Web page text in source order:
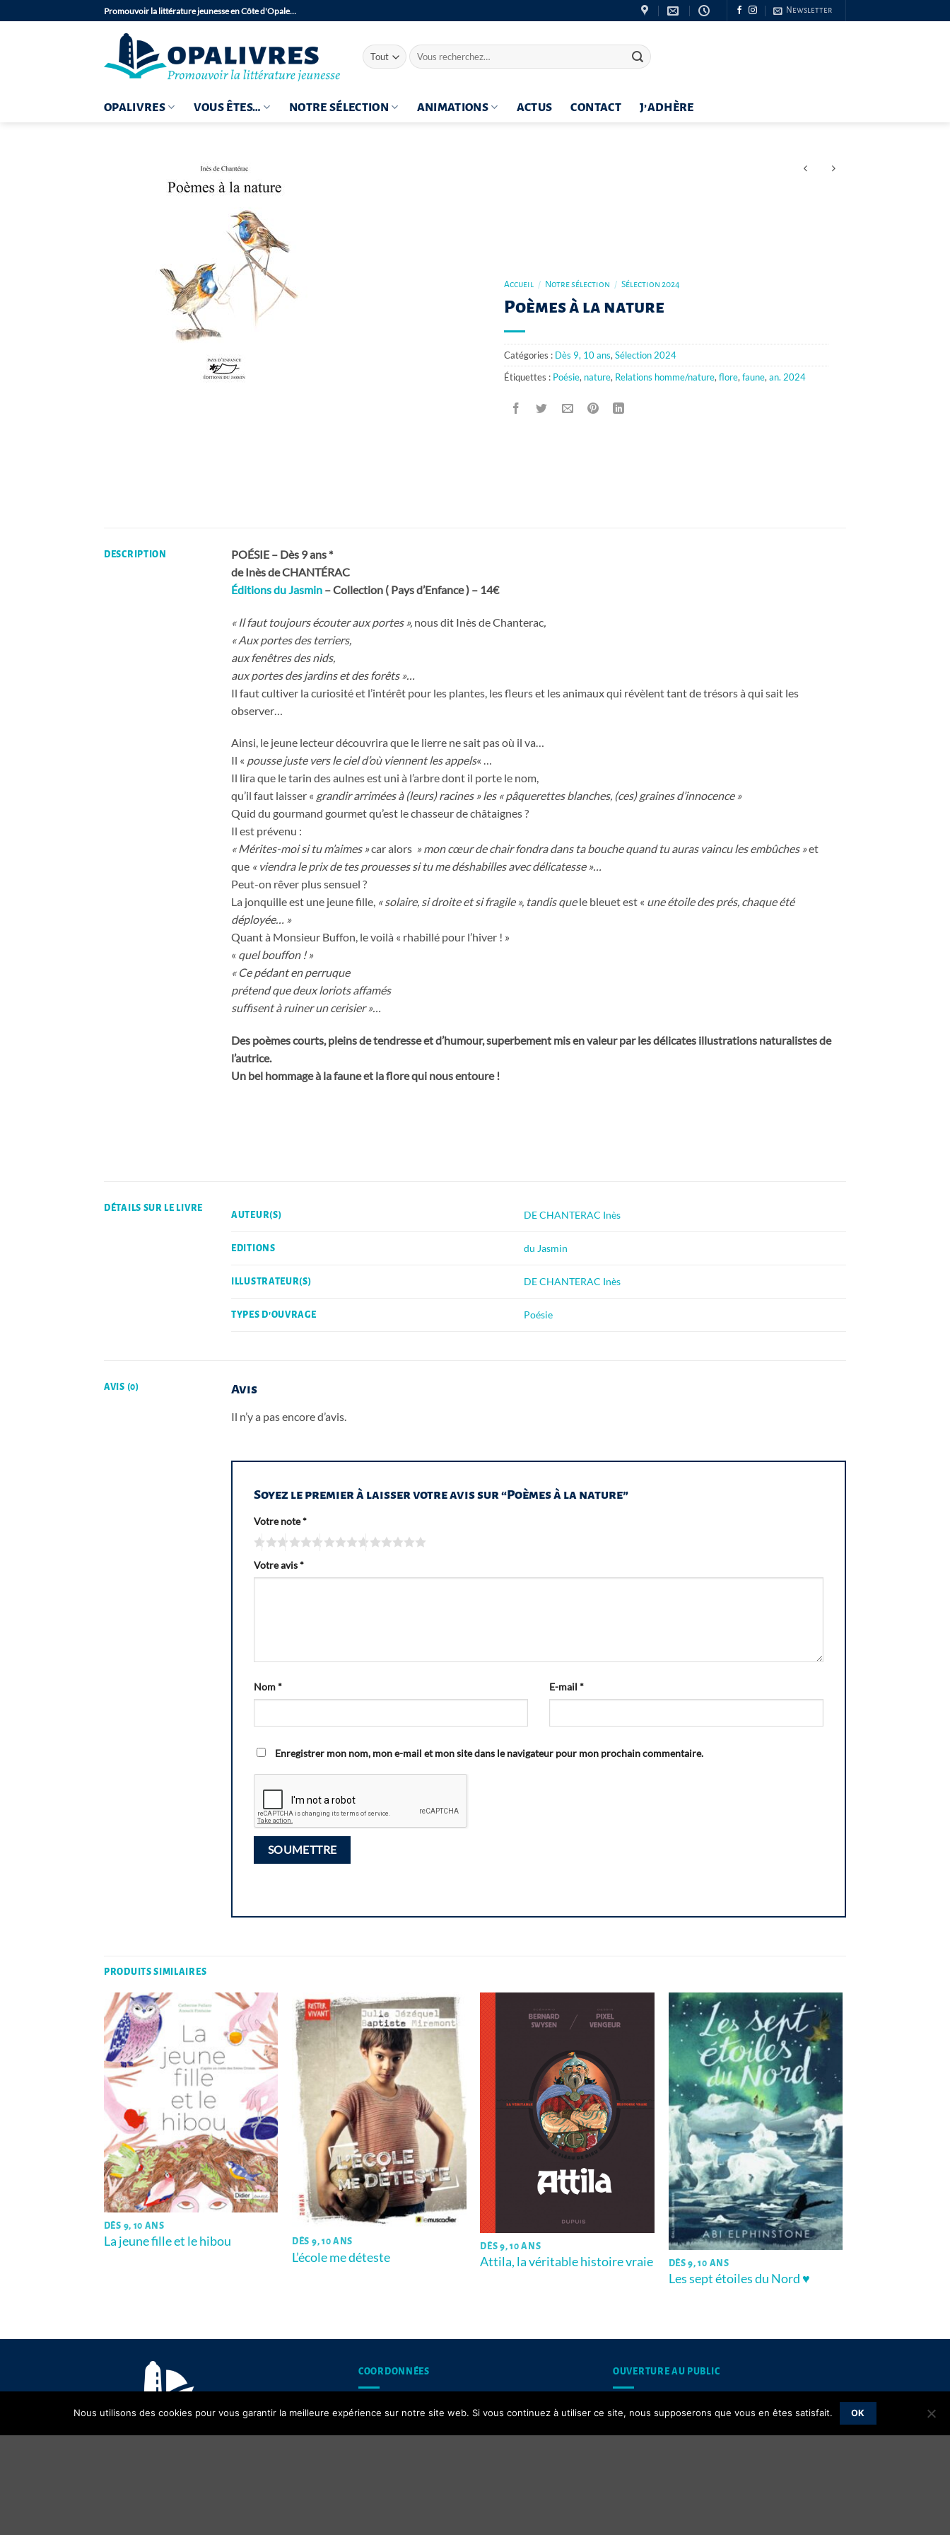
au
Promouvoir la littérature jeunesse en Côte d'Opale… Newsletter
Recherche
pour :
OPALIVRES VOUS ÊTES… NOTRE SÉLECTION ANIMATIONS ACTUS CONTACT J’ADHÈRE
Accueil / Notre sélection / Sélection 2024
Poèmes à la nature
Catégories : Dès 9, 10 ans, Sélection 2024
Étiquettes : Poésie, nature, Relations homme/nature, flore, faune, an. 2024
DESCRIPTION
POÉSIE – Dès 9 ans *
de Inès de CHANTÉRAC
Éditions du Jasmin – Collection ( Pays d’Enfance ) – 14€
« Il faut toujours écouter aux portes », nous dit Inès de Chanterac
« Aux portes des terriers,
aux fenêtres des nids,
aux portes des jardins et des forêts »…
Il faut cultiver la curiosité et l’intérêt pour les plantes, les fleurs et les animaux qui révèlent tant de trésors à qui sait les
observer…
Ainsi, le jeune lecteur découvrira que le lierre ne sait pas où il va…
Il « pousse juste vers le ciel d’où viennent les appels« …
Il lira que le tarin des aulnes est uni à l’arbre dont il porte le nom,
qu’il faut laisser « grandir arrimées à (leurs) racines » les « pâquerettes blanches, (ces) graines d’innocence »
Quid du gourmand gourmet qu’est le chasseur de châtaignes ?
Il est prévenu :
« Mérites-moi si tu m’aimes »car alors » mon cœur de chair fondra dans ta bouche quand tu auras vaincu les embûches »et
que « viendra le prix de tes prouesses si tu me déshabilles avec délicatesse »…
Peut-on rêver plus sensuel ?
La jonquille est une jeune fille, « solaire, si droite et si fragile », tandis quele bleuet est « une étoile des prés, chaque été
déployée… »
Quant à Monsieur Buffon, le voilà « rhabillé pour l’hiver ! »
« quel bouffon ! »
« Ce pédant en perruque
prétend que deux loriots affamés
suffisent à ruiner un cerisier »…
Des poèmes courts, pleins de tendresse et d’humour, superbement mis en valeur par les délicates illustrations naturalistes de
l’autrice.
Un bel hommage à la faune et la flore qui nous entoure !
DÉTAILS SUR LE LIVRE
AUTEUR(S) DE CHANTERAC Inès
EDITIONS du Jasmin
ILLUSTRATEUR(S) DE CHANTERAC Inès
TYPES D'OUVRAGE Poésie
AVIS (0) Avis
Il n’y a pas encore d’avis.
Soyez le premier à laisser votre avis sur “Poèmes à la nature”
Votre note*
Votre avis*
Nom* E-mail *
Enregistrer mon nom, mon e-mail et mon site dans le navigateur pour mon prochain commentaire.
PRODUITS SIMILAIRES
DÈS 9, 10 ANS
La jeune fille et le hibou DÈS 9, 10 ANS
L’école me déteste
DÈS 9, 10 ANS
Attila, la véritable histoire vraie DÈS 9, 10 ANS
Les sept étoiles du Nord ♥
COORDONNÉES
13, rue du Puits d’Amour,
OUVERTURE AU PUBLIC
Les mardis et jeudis matins de 10h à 12h
Nous utilisons des cookies pour vous garantir la meilleure expérience sur notre site web. Si vous continuez à utiliser ce site, nous supposerons que vous en êtes satisfait. OK